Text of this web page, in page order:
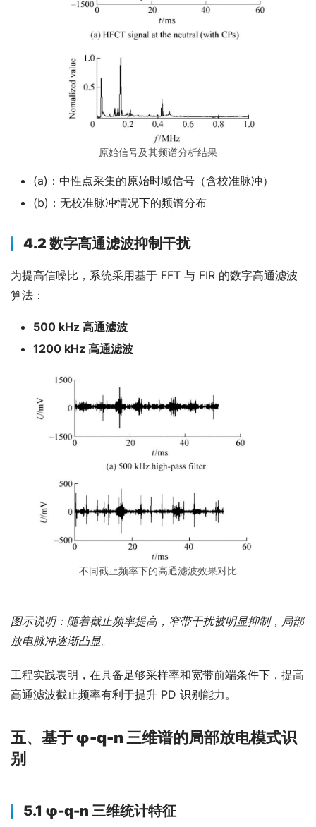
原始信号及其频谱分析结果
(a)：中性点采集的原始时域信号（含校准脉冲）
(b)：无校准脉冲情况下的频谱分布
4.2 数字高通滤波抑制干扰
为提高信噪比，系统采用基于 FFT 与 FIR 的数字高通滤波
算法：
500 kHz 高通滤波
1200 kHz 高通滤波
不同截止频率下的高通滤波效果对比
图示说明：随着截止频率提高，窄带干扰被明显抑制，局部
放电脉冲逐渐凸显。
工程实践表明，在具备足够采样率和宽带前端条件下，提高
高通滤波截止频率有利于提升 PD 识别能力。
五、基于 φ-q-n 三维谱的局部放电模式识
别
5.1 φ-q-n 三维统计特征